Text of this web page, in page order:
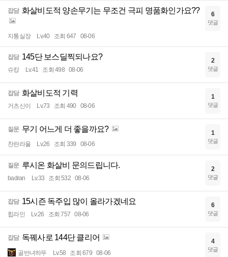
잡담 화살비도적 양손무기는 무조건 극피 명품화인가요??
지통실장 Lv.40 조회 647 08-06
6
댓글
잡담 145단 보스딜찍되나요?
슈캉 Lv.41 조회 498 08-06
2
댓글
잡담 화살비도적 기력
거츠신이 Lv.73 조회 490 08-06
1
댓글
질문 무기 어느게 더 좋을까요?
찬란라울 Lv.26 조회 339 08-06
1
댓글
질문 루시온 화살비 문의드립니다.
badran Lv.33 조회 532 08-06
2
댓글
잡담 15시즌 독주입 많이 올라가겠네요
힙라인 Lv.26 조회 757 08-06
6
댓글
잡담 독꿰사로 144단 클리어
골반녀하뚜 Lv.58 조회 679 08-06
4
댓글